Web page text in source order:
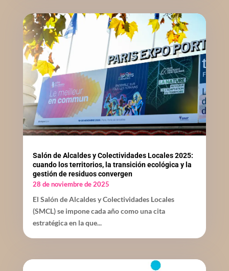
Salón de Alcaldes y Colectividades Locales 2025:
cuando los territorios, la transición ecológica y la
gestión de residuos convergen
28 de noviembre de 2025
El Salón de Alcaldes y Colectividades Locales
(SMCL) se impone cada año como una cita
estratégica en la que...